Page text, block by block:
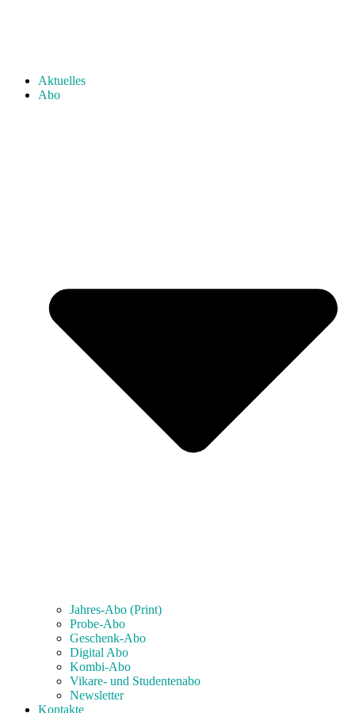
Aktuelles
Abo
Jahres-Abo (Print)
Probe-Abo
Geschenk-Abo
Digital Abo
Kombi-Abo
Vikare- und Studentenabo
Newsletter
Kontakte